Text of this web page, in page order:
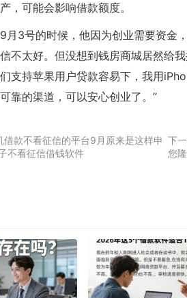
，可能会影响借款额度。
月3号的时候，他因为创业需要资金
不太好。但没想到钱房商城居然给
支持苹果用户贷款容易下，我用
靠的渠道，可以安心创业了。”
借款不看征信的平台9月原来是这样申
不看征信借钱软件
下
您